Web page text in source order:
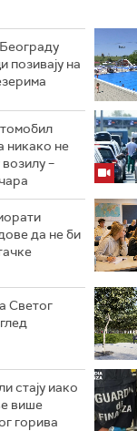
позивају на
никако не
–
да не би
Светог
стају иако
више
горива